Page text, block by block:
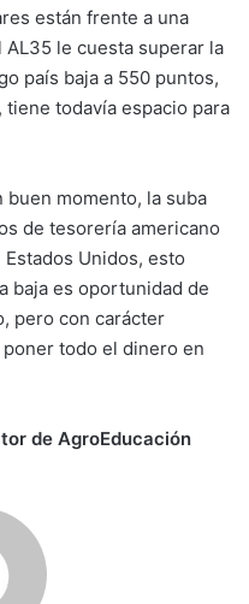
están frente a una
le cuesta superar la
país baja a 550 puntos,
todavía espacio para
buen momento, la suba
de tesorería americano
Unidos, esto
baja es oportunidad de
pero con carácter
todo el dinero en
de AgroEducación